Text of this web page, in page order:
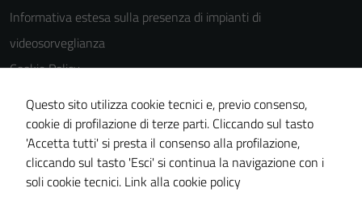
Informativa estesa sulla presenza di impianti di
videosorveglianza
Cookie Policy
Note legali
Dichiarazione di accessibilità
Piano di miglioramento del sito
Statistiche sito web
Questo sito utilizza cookie tecnici e, previo consenso,
cookie di profilazione di terze parti. Cliccando sul tasto
'Accetta tutti' si presta il consenso alla profilazione,
cliccando sul tasto 'Esci' si continua la navigazione con i
soli cookie tecnici. Link alla cookie policy